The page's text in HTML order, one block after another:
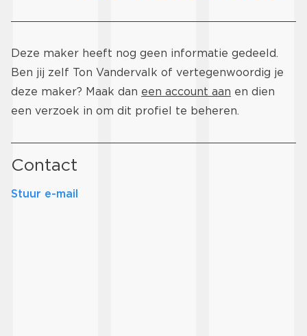
Deze maker heeft nog geen informatie gedeeld.
Ben jij zelf Ton Vandervalk of vertegenwoordig je
deze maker? Maak dan een account aan en dien
een verzoek in om dit profiel te beheren.
Contact
Stuur e-mail